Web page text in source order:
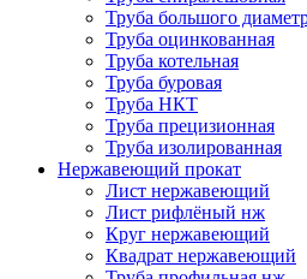
Труба большого
Труба оцинкованная
Труба котельная
Труба буровая
Труба НКТ
Труба прецизионная
Труба изолированная
Нержавеющий прокат
Лист нержавеющий
Лист рифлёный нж
Круг нержавеющий
Квадрат нержавеющий